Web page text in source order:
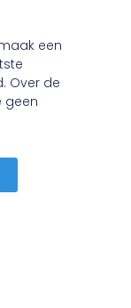
een
Over de
geen